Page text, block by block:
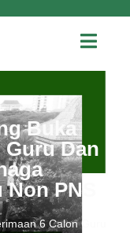
Buka
Guru Dan
PNS
6 Calon Guru